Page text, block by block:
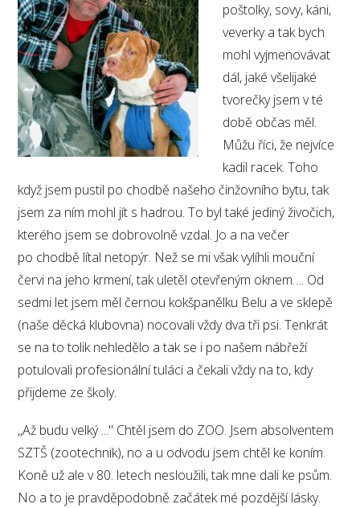
poštolky, sovy, káni,
veverky a tak bych
mohl vyjmenovávat
dál, jaké všelijaké
tvorečky jsem v té
době občas měl.
Můžu říci, že nejvíce
kadil racek. Toho
když jsem pustil po chodbě našeho činžovního bytu, tak
jsem za ním mohl jít s hadrou. To byl také jediný živočich,
kterého jsem se dobrovolně vzdal. Jo a na večer
po chodbě lítal netopýr. Než se mi však vylíhli mouční
červi na jeho krmení, tak uletěl otevřeným oknem…. Od
sedmi let jsem měl černou kokšpanělku Belu a ve sklepě
(naše děcká klubovna) nocovali vždy dva tři psi. Tenkrát
se na to tolik nehledělo a tak se i po našem nábřeží
potulovali profesionální tuláci a čekali vždy na to, kdy
přijdeme ze školy.
,,Až budu velký ..." Chtěl jsem do ZOO. Jsem absolventem
SZTŠ (zootechnik), no a u odvodu jsem chtěl ke koním.
Koně už ale v 80. letech nesloužili, tak mne dali ke psům.
No a to je pravděpodobně začátek mé pozdější lásky.